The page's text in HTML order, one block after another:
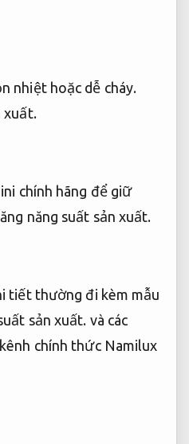
nhiệt hoặc dễ cháy.
xuất.
chính hãng để giữ
năng suất sản xuất.
tiết thường đi kèm mẫu
sản xuất. và các
chính thức Namilux